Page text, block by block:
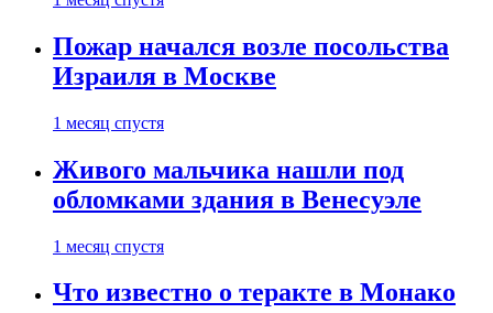
Пожар начался возле посольства
Израиля в Москве
1 месяц спустя
Живого мальчика нашли под
обломками здания в Венесуэле
1 месяц спустя
Что известно о теракте в Монако